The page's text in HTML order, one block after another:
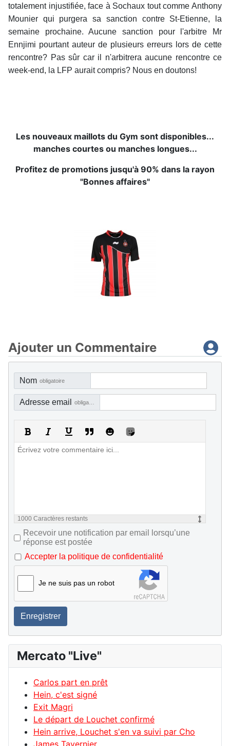
totalement injustifiée, face à Sochaux tout comme Anthony
Mounier qui purgera sa sanction contre St-Etienne, la
semaine prochaine. Aucune sanction pour l'arbitre Mr
Ennjimi pourtant auteur de plusieurs erreurs lors de cette
rencontre? Pas sûr car il n'arbitrera aucune rencontre ce
week-end, la LFP aurait compris? Nous en doutons!
Les nouveaux maillots du Gym sont disponibles...
manches courtes ou manches longues...
Profitez de promotions jusqu'à 90% dans la rayon
"Bonnes affaires"
Ajouter un Commentaire
Nom obligatoire
Adresse email
1000 Caractères restants
Recevoir une notification par email lorsqu’une
réponse est postée
Accepter la politique de confidentialité
Je ne suis pas un robot
Enregistrer
Mercato "Live"
Carlos part en prêt
Hein, c'est signé
Exit Magri
Le départ de Louchet confirmé
Hein arrive, Louchet s'en va suivi par Cho